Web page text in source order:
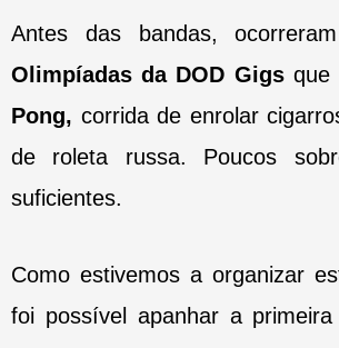
Antes das bandas,
Olimpíadas da DOD Gigsque
Pong, corrida de enrolar
de roleta russa. Poucos
suficientes.
Como estivemos a organizar
foi possível apanhar a